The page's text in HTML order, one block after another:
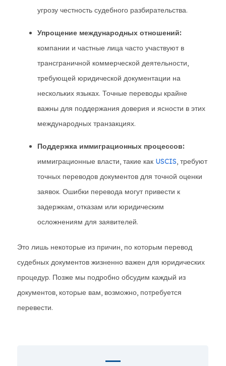
угрозу честность судебного разбирательства.
Упрощение международных отношений:
компании и частные лица часто участвуют в
трансграничной коммерческой деятельности,
требующей юридической документации на
нескольких языках. Точные переводы крайне
важны для поддержания доверия и ясности в этих
международных транзакциях.
Поддержка иммиграционных процессов:
иммиграционные власти, такие как USCIS, требуют
точных переводов документов для точной оценки
заявок. Ошибки перевода могут привести к
задержкам, отказам или юридическим
осложнениям для заявителей.
Это лишь некоторые из причин, по которым перевод
судебных документов жизненно важен для юридических
процедур. Позже мы подробно обсудим каждый из
документов, которые вам, возможно, потребуется
перевести.